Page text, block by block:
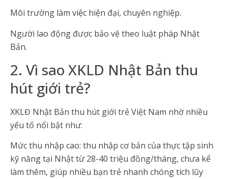
Môi trường làm việc hiện đại, chuyên nghiệp.
Người lao động được bảo vệ theo luật pháp Nhật
Bản.
2. Vì sao XKLD Nhật Bản thu
hút giới trẻ?
XKLĐ Nhật Bản thu hút giới trẻ Việt Nam nhờ nhiều
yếu tố nổi bật như:
Mức thu nhập cao: thu nhập cơ bản của thực tập sinh
kỹ năng tại Nhật từ 28-40 triệu đồng/tháng, chưa kể
làm thêm, giúp nhiều bạn trẻ nhanh chóng tích lũy